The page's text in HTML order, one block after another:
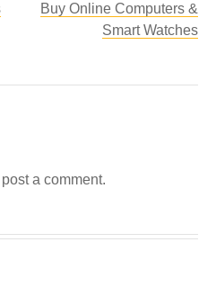
Buy Online Computers &
Smart Watches
a comment.